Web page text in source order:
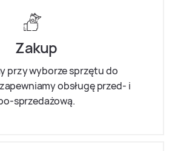
Zakup
przy wyborze sprzętu do
obsługę przed- i
sprzedażową.